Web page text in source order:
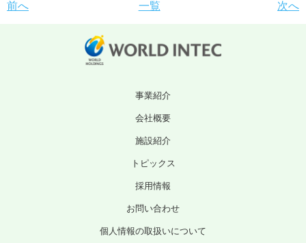
前へ 一覧 次へ
事業紹介
会社概要
施設紹介
トピックス
採用情報
お問い合わせ
個人情報の取扱いについて